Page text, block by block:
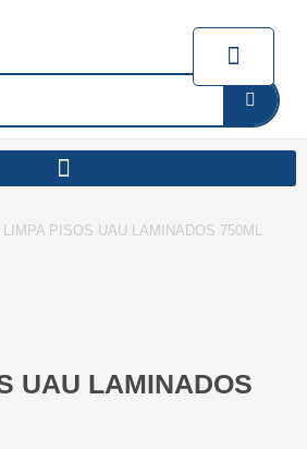
PISOS UAU LAMINADOS 750ML
UAU LAMINADOS